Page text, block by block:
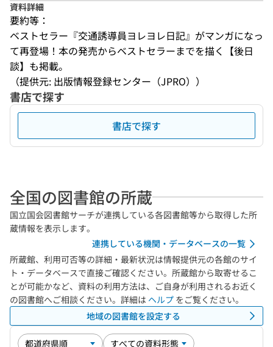
資料詳細
要約等：
ベストセラー『交通誘導員ヨレヨレ日記』がマンガになっ
て再登場！本の発売からベストセラーまでを描く【後日
談】も掲載。
（提供元: 出版情報登録センター（JPRO））
書店で探す
書店で探す
全国の図書館の所蔵
国立国会図書館サーチが連携している各図書館等から取得した所
蔵情報を表示します。
連携している機関・データベースの一覧
所蔵館、利用可否等の詳細・最新状況は情報提供元の各館のサイ
ト・データベースで直接ご確認ください。所蔵館から取寄せるこ
とが可能かなど、資料の利用方法は、ご自身が利用されるお近く
の図書館へご相談ください。詳細は ヘルプ をご覧ください。
地域の図書館を設定する